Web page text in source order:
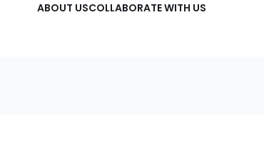
ABOUT USCOLLABORATE WITH US